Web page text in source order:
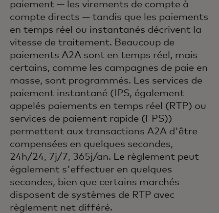
paiement — les virements de compte à
compte directs — tandis que les paiements
en temps réel ou instantanés décrivent la
vitesse de traitement. Beaucoup de
paiements A2A sont en temps réel, mais
certains, comme les campagnes de paie en
masse, sont programmés. Les services de
paiement instantané (IPS, également
appelés paiements en temps réel (RTP) ou
services de paiement rapide (FPS))
permettent aux transactions A2A d'être
compensées en quelques secondes,
24h/24, 7j/7, 365j/an. Le règlement peut
également s'effectuer en quelques
secondes, bien que certains marchés
disposent de systèmes de RTP avec
règlement net différé.